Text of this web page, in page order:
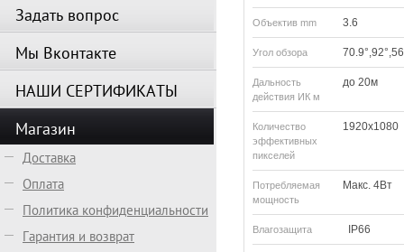
Объектив mm 3.6
Угол обзора
Дальность
действия ИК м
до 20м
Количество
эффективных
пикселей
1920х1080
Потребляемая
мощность
Макс. 4Вт
Влагозащита IP66
Задать вопрос
Мы Вконтакте
НАШИ СЕРТИФИКАТЫ
Магазин
Доставка
Оплата
Политика конфиденциальности
Гарантия и возврат